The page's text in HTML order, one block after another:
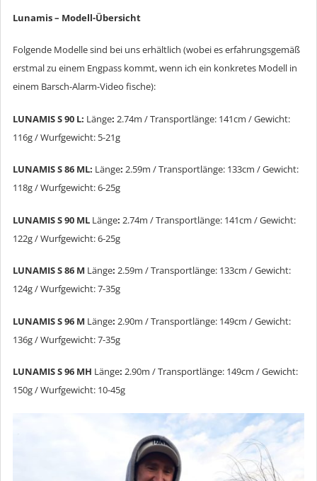
Lunamis – Modell-Übersicht
Folgende Modelle sind bei uns erhältlich (wobei es erfahrungsgemäß
erstmal zu einem Engpass kommt, wenn ich ein konkretes Modell in
einem Barsch-Alarm-Video fische):
LUNAMIS S 90 L: Länge: 2.74m / Transportlänge: 141cm / Gewicht:
116g / Wurfgewicht: 5-21g
LUNAMIS S 86 ML: Länge: 2.59m / Transportlänge: 133cm / Gewicht:
118g / Wurfgewicht: 6-25g
LUNAMIS S 90 ML Länge: 2.74m / Transportlänge: 141cm / Gewicht:
122g / Wurfgewicht: 6-25g
LUNAMIS S 86 M Länge: 2.59m / Transportlänge: 133cm / Gewicht:
124g / Wurfgewicht: 7-35g
LUNAMIS S 96 M Länge: 2.90m / Transportlänge: 149cm / Gewicht:
136g / Wurfgewicht: 7-35g
LUNAMIS S 96 MH Länge: 2.90m / Transportlänge: 149cm / Gewicht:
150g / Wurfgewicht: 10-45g